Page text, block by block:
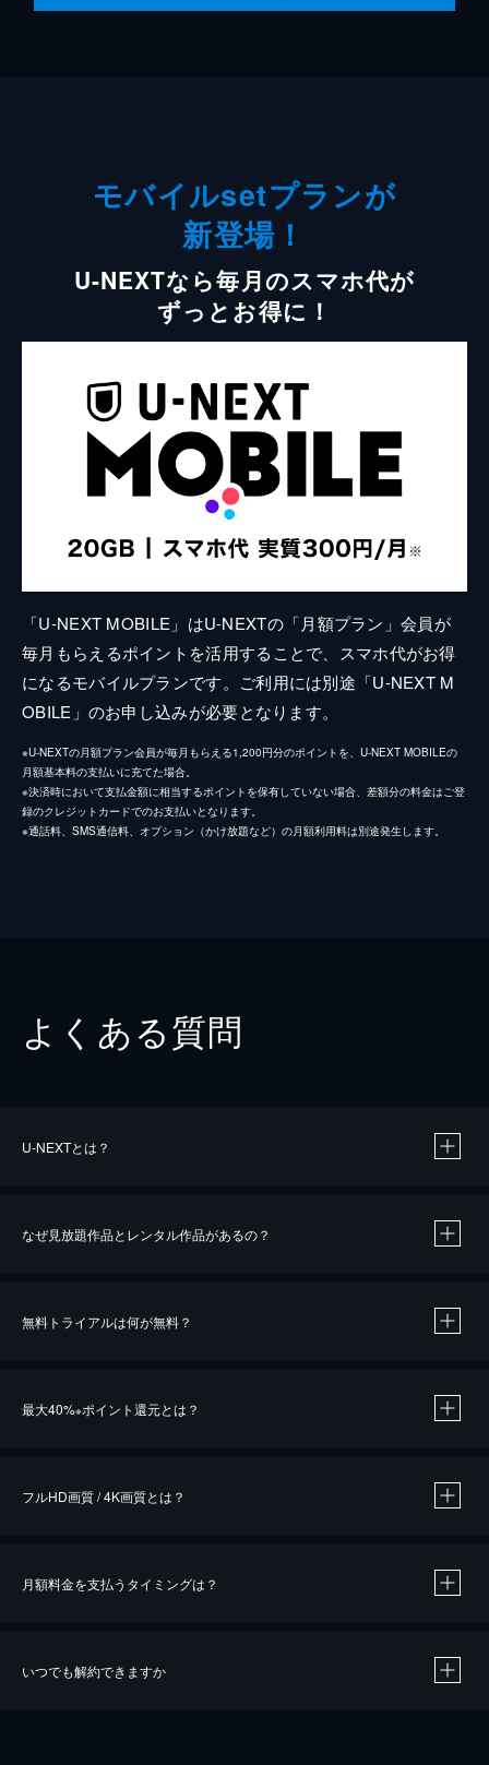
モバイルsetプランが
新登場！
U-NEXTなら毎月のスマホ代が
ずっとお得に！
「U-NEXT MOBILE」はU-NEXTの「月額プラン」会員が
毎月もらえるポイントを活用することで、スマホ代がお得
になるモバイルプランです。ご利用には別途「U-NEXT M
OBILE」のお申し込みが必要となります。
※U-NEXTの月額プラン会員が毎月もらえる1,200円分のポイントを、U-NEXT MOBILEの
月額基本料の支払いに充てた場合。
※決済時において支払金額に相当するポイントを保有していない場合、差額分の料金はご登
録のクレジットカードでのお支払いとなります。
※通話料、SMS通信料、オプション（かけ放題など）の月額利用料は別途発生します。
よくある質問
U-NEXTとは？
なぜ見放題作品とレンタル作品があるの？
無料トライアルは何が無料？
最大40%※ポイント還元とは？
※40％ポイント還元の対象は、クレジットカード決済による作品の購入 / レンタルです。
フルHD画質 / 4K画質とは？
月額料金を支払うタイミングは？
いつでも解約できますか